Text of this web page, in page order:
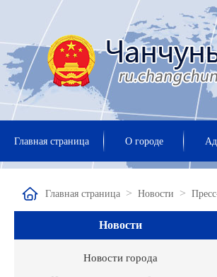
Главная страница О городе
Главная страница > Новости >
Новости
Новости города